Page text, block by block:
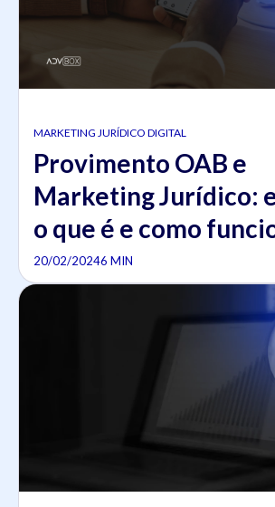
MARKETING JURÍDICO DIGITAL
Provimento OAB e
Marketing Jurídico:
o que é e como
20/02/20246 MIN